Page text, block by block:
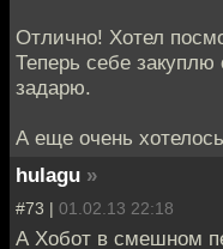
Отлично! Хотел
Теперь себе закуплю
задарю.
А еще очень
hulagu »
#73 | 01.02.13 22:18
А Хобот в смешном